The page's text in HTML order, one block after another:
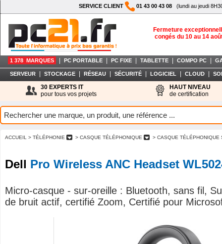
SERVICE CLIENT 01 43 00 43 08 (lundi au jeudi
Fermeture
congés du 10 au 14
1 378 MARQUES PC PORTABLE PC FIXE TABLETTE COMPO PC
SERVEUR STOCKAGE RÉSEAU SÉCURITÉ LOGICIEL CLOUD
30 EXPERTS IT
pour tous vos projets
HAUT NIVEAU
de certification
ACCUEIL > TÉLÉPHONIE > CASQUE TÉLÉPHONIQUE > CASQUE
Dell Pro Wireless ANC Headset
Micro-casque - sur-oreille : Bluetooth, sans fil,
de bruit actif, certifié Zoom, Certifié pour